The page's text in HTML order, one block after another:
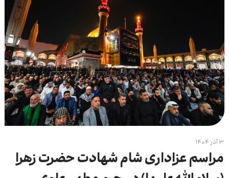
۳ آذر ۱۴۰۴
مراسم عزاداری شام شهادت حضرت زهرا